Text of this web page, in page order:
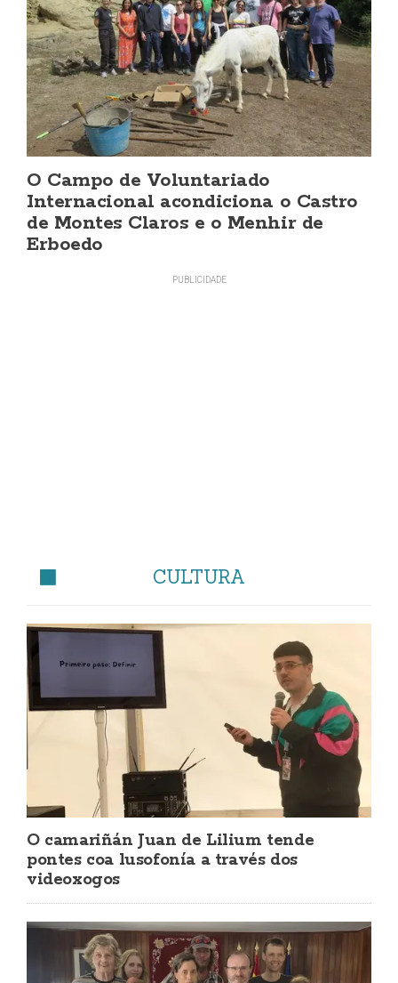
O Campo de Voluntariado
Internacional acondiciona o Castro
de Montes Claros e o Menhir de
Erboedo
CULTURA
O camariñán Juan de Lilium tende
pontes coa lusofonía a través dos
videoxogos